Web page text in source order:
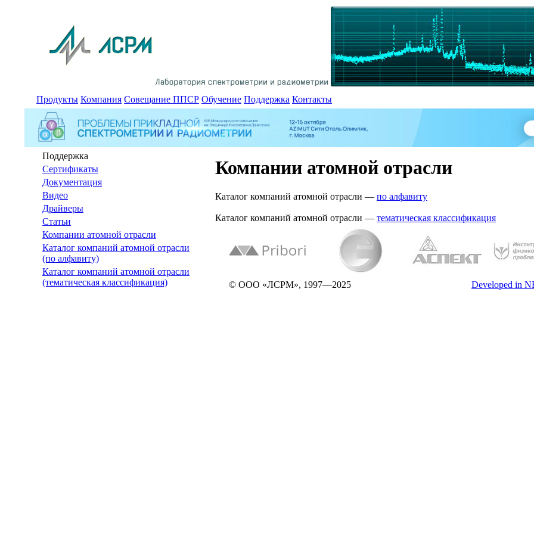
Продукты Компания Совещание ППСР Обучение Поддержка Контакты
Поддержка
Сертификаты
Документация
Видео
Драйверы
Статьи
Компании атомной отрасли
Каталог компаний атомной отрасли
(по алфавиту)
Каталог компаний атомной отрасли
(тематическая классификация)
Компании атомной отрасли
Каталог компаний атомной отрасли — по алфавиту
Каталог компаний атомной отрасли — тематическая классификация
© ООО «ЛСРМ», 1997—2025 Developed in